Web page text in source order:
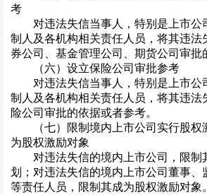
考
对违法失信当事人，特别是上市公
制人及各机构相关责任人员，将其违法
券公司、基金管理公司、期货公司审批
（六）设立保险公司审批参考
对违法失信当事人，特别是上市公
制人及各机构相关责任人员，将其违法
险公司审批的依据或者参考。
（七）限制境内上市公司实行股权
为股权激励对象
对违法失信的境内上市公司，限制
划；对违法失信的境内上市公司董事、
等责任人员，限制其成为股权激励对象。